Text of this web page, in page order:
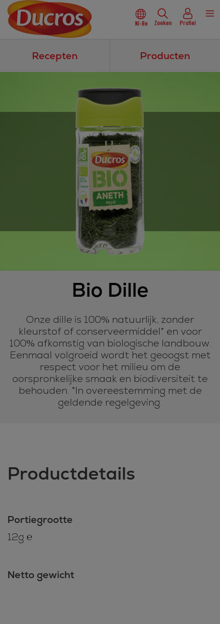
Nl-Be Zoeken Profiel
Recepten Producten
Bio Dille
Onze dille is 100% natuurlijk, zonder
kleurstof of conserveermiddel* en voor
100% afkomstig van biologische landbouw.
Eenmaal volgroeid wordt het geoogst met
respect voor het milieu om de
oorspronkelijke smaak en biodiversiteit te
behouden. *In overeestemming met de
geldende regelgeving.
Productdetails
Portiegrootte
12g ℮
Netto gewicht